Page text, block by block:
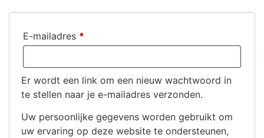
E-mailadres *
Er wordt een link om een nieuw wachtwoord in
te stellen naar je e-mailadres verzonden.
Uw persoonlijke gegevens worden gebruikt om
uw ervaring op deze website te ondersteunen,